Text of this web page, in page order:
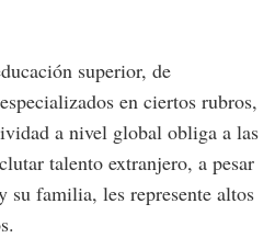
superior, de
en ciertos rubros,
a nivel global obliga a las
talento extranjero, a pesar
su familia, les represente altos